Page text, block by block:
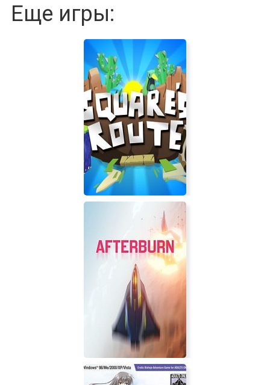
Еще игры:
Square's Route